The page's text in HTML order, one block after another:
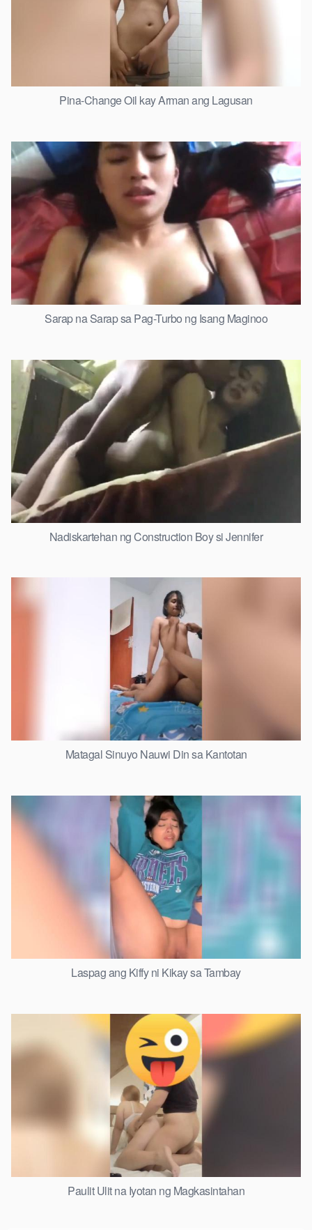
Pina-Change Oil kay Arman ang Lagusan
Sarap na Sarap sa Pag-Turbo ng Isang Maginoo
Nadiskartehan ng Construction Boy si Jennifer
Matagal Sinuyo Nauwi Din sa Kantotan
Laspag ang Kiffy ni Kikay sa Tambay
Paulit Ulit na Iyotan ng Magkasintahan